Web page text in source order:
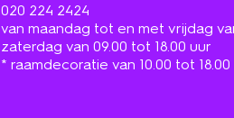
020 224 2424
van maandag tot en met vrijdag
zaterdag van 09.00 tot 18.00 uur
* raamdecoratie van 10.00 tot 18.00